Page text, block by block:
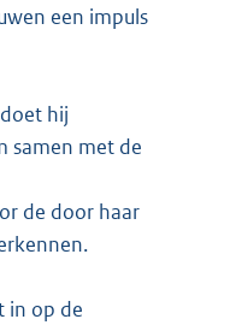
een impuls
hij
samen met de
de door haar
in op de